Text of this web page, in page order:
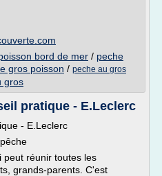
bord de mer / peche
gros poisson / peche au gros
gros
pratique - E.Leclerc
- E.Leclerc
peut réunir toutes les
grands-parents. C'est